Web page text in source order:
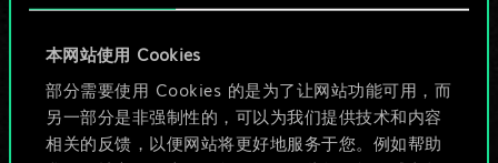
本网站使用 Cookies
部分需要使用 Cookies 的是为了让网站功能可用，而
另一部分是非强制性的，可以为我们提供技术和内容
相关的反馈，以便网站将更好地服务于您。例如帮助
目前只是分享了一套
牌，但能做的不止这
些！